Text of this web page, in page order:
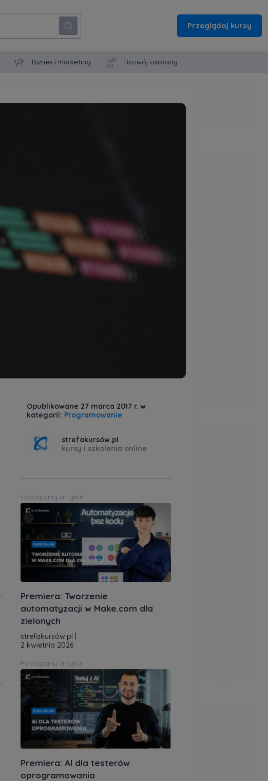
Przeglądaj kursy
Biznes i marketing Rozwój osobisty
Opublikowane 27 marca 2017 r. w
kategorii: Programowanie
strefakursów.pl
kursy i szkolenia online
Powiązany artykuł
Premiera: Tworzenie
automatyzacji w Make.com dla
zielonych
strefakursów.pl
2 kwietnia 2026
Powiązany artykuł
Premiera: AI dla testerów
oprogramowania